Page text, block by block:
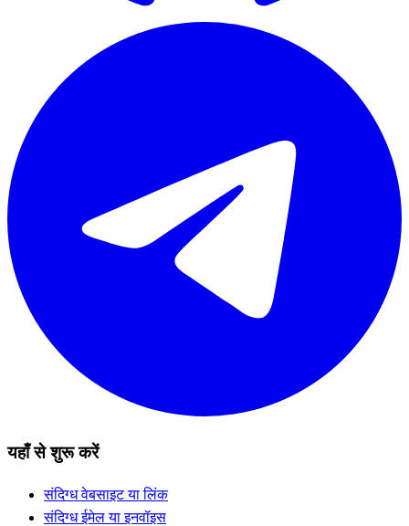
यहाँ से शुरू करें
संदिग्ध वेबसाइट या लिंक
संदिग्ध ईमेल या इनवॉइस